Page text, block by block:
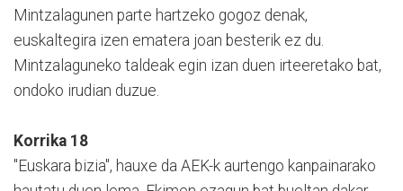
Mintzalagunen parte hartzeko gogoz denak,
euskaltegira izen ematera joan besterik ez du.
Mintzalaguneko taldeak egin izan duen irteeretako bat,
ondoko irudian duzue.
Korrika 18
"Euskara bizia", hauxe da AEK-k aurtengo kanpainarako